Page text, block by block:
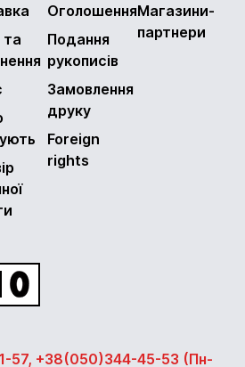
та
Оголошення
Подання
рукописів
Замовлення
друку
Foreign
rights
Магазини-
партнери
57, +38(050)344-45-53 (Пн-